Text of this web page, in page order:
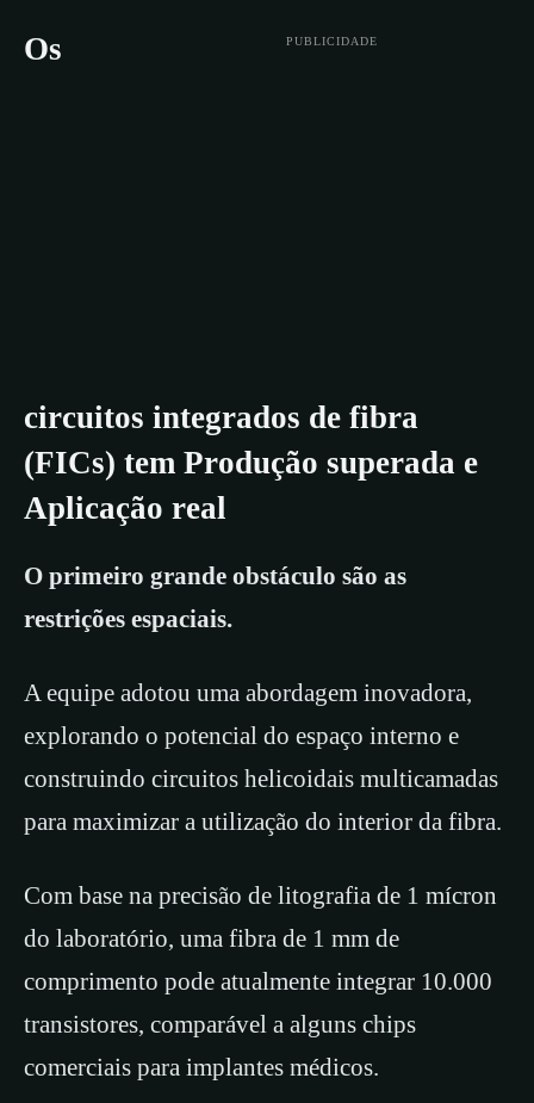
PUBLICIDADE
Os
circuitos integrados de fibra
(FICs) tem Produção superada e
Aplicação real
O primeiro grande obstáculo são as
restrições espaciais.
A equipe adotou uma abordagem inovadora,
explorando o potencial do espaço interno e
construindo circuitos helicoidais multicamadas
para maximizar a utilização do interior da fibra.
Com base na precisão de litografia de 1 mícron
do laboratório, uma fibra de 1 mm de
comprimento pode atualmente integrar 10.000
transistores, comparável a alguns chips
comerciais para implantes médicos.